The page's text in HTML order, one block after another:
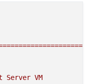
Server VM